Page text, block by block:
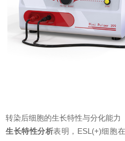
转染后细胞的生长特性与分化能力
生长特性分析表明，ESL(+)细胞